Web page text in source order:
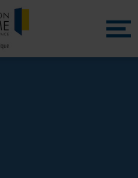
Menu